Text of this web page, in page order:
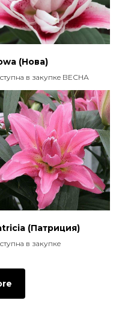
(Нова)
в закупке ВЕСНА
(Патриция)
в закупке